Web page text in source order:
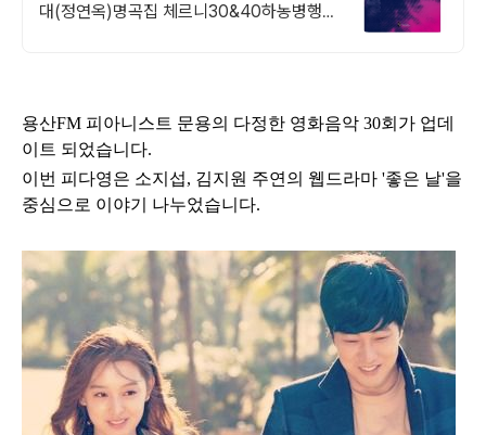
대(정연옥)명곡집 체르니30&40하농병행악
용산FM 피아니스트 문용의 다정한 영화음악 30회 가 업데
이트 되었습니다.
이번 피다영은 소지섭, 김지원 주연의 웹드라마 '좋은 날'을
중심으로 이야기 나누었습니다.